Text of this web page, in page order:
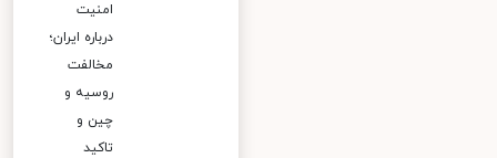
امنیت
درباره ایران؛
مخالفت
روسیه و
چین و
تاکید